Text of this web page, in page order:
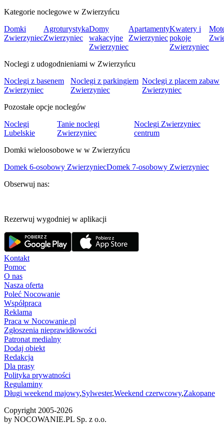
Kategorie noclegowe w Zwierzyńcu
Domki
Zwierzyniec
Agroturystyka
Zwierzyniec
Domy
wakacyjne
Zwierzyniec
Apartamenty
Zwierzyniec
Kwatery i
pokoje
Zwierzyniec
Noclegi z udogodnieniami w Zwierzyńcu
Noclegi z basenem
Zwierzyniec
Noclegi z parkingiem
Zwierzyniec
Noclegi z placem zabaw
Zwierzyniec
Pozostałe opcje noclegów
Noclegi
Lubelskie
Tanie noclegi
Zwierzyniec
Noclegi Zwierzyniec
centrum
Domki wieloosobowe w w Zwierzyńcu
Domek 6-osobowy ZwierzyniecDomek 7-osobowy Zwierzyniec
Obserwuj nas:
Rezerwuj wygodniej w aplikacji
Kontakt
Pomoc
O nas
Nasza oferta
Poleć Nocowanie
Współpraca
Reklama
Praca w Nocowanie.pl
Zgłoszenia nieprawidłowości
Patronat medialny
Dodaj obiekt
Redakcja
Dla prasy
Polityka prywatności
Regulaminy
Długi weekend majowy,Sylwester,Weekend czerwcowy,Zakopane
Copyright 2005-2026
by NOCOWANIE.PL Sp. z o.o.